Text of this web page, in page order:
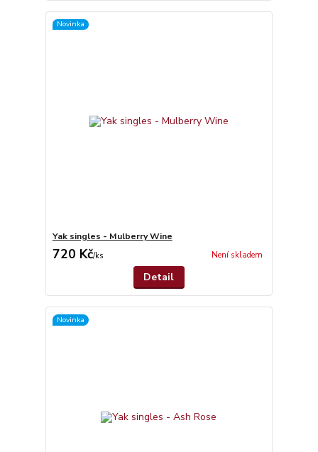
Novinka
Yak singles - Mulberry Wine
720 Kč/ks Není skladem
Detail
Novinka